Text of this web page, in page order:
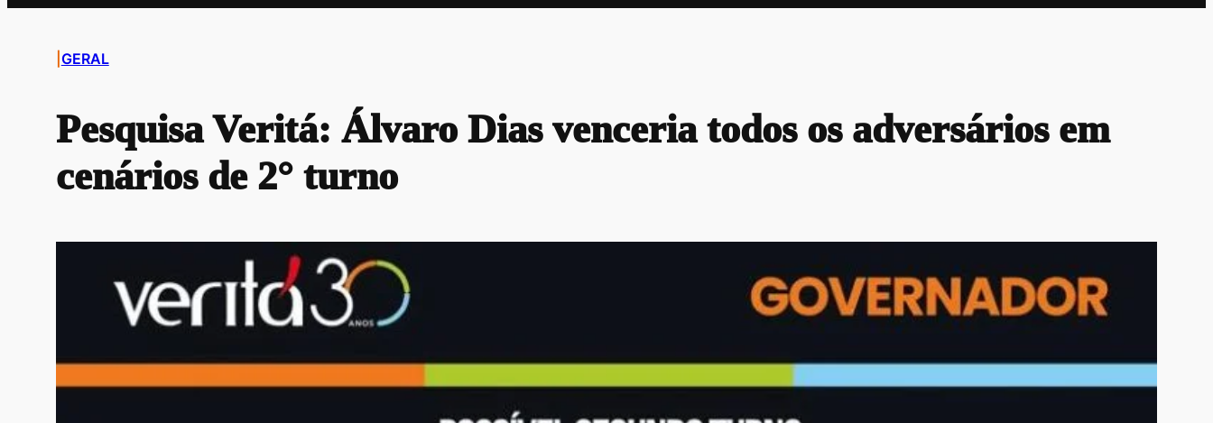
GERAL
Pesquisa Veritá: Álvaro Dias venceria todos os adversários em
cenários de 2° turno